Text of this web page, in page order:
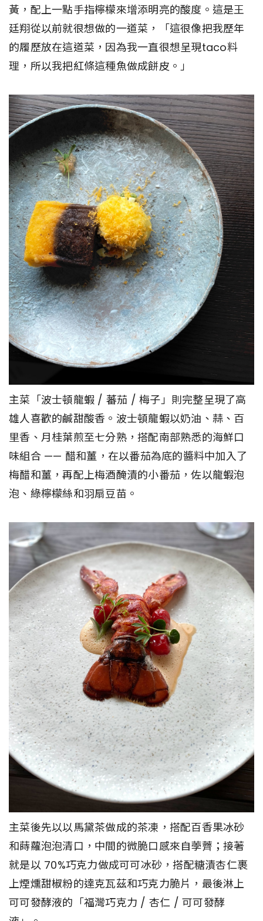
黃，配上一點手指檸檬來增添明亮的酸度。這是王
廷翔從以前就很想做的一道菜，「這很像把我歷年
的履歷放在這道菜，因為我一直很想呈現taco料
理，所以我把紅條這種魚做成餅皮。」
主菜「波士頓龍蝦 / 蕃茄 / 梅子」則完整呈現了高
雄人喜歡的鹹甜酸香。波士頓龍蝦以奶油、蒜、百
里香、月桂葉煎至七分熟，搭配南部熟悉的海鮮口
味組合 —— 醋和薑，在以番茄為底的醬料中加入了
梅醋和薑，再配上梅酒醃漬的小番茄，佐以龍蝦泡
泡、綠檸檬絲和羽扇豆苗。
主菜後先以以馬黛茶做成的茶凍，搭配百香果冰砂
和蒔蘿泡泡清口，中間的微脆口感來自荸薺；接著
就是以 70%巧克力做成可可冰砂，搭配糖漬杏仁裹
上煙燻甜椒粉的達克瓦茲和巧克力脆片，最後淋上
可可發酵液的「福灣巧克力 / 杏仁 / 可可發酵